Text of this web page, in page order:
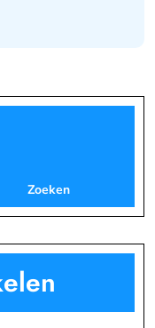
Zoeken